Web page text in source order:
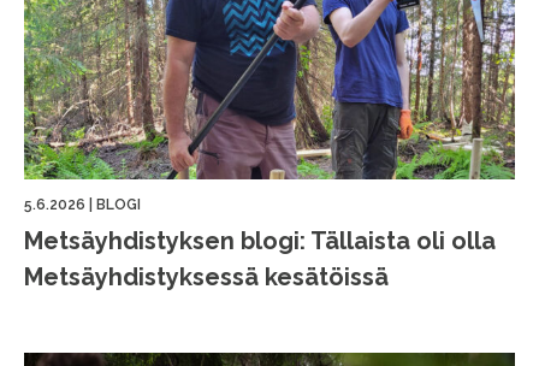
5.6.2026 BLOGI
Metsäyhdistyksen blogi: Tällaista oli olla
Metsäyhdistyksessä kesätöissä